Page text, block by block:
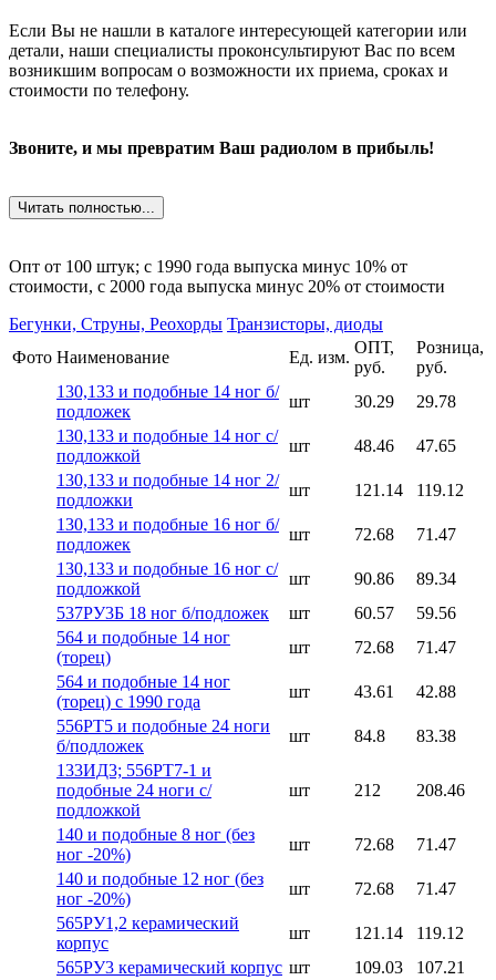
Если Вы не нашли в каталоге интересующей категории или
детали, наши специалисты проконсультируют Вас по всем
возникшим вопросам о возможности их приема, сроках и
стоимости по телефону.
Звоните, и мы превратим Ваш радиолом в прибыль!
Читать полностью...
Опт от 100 штук; c 1990 года выпуска минус 10% от
стоимости, c 2000 года выпуска минус 20% от стоимости
Бегунки, Струны, Реохорды Транзисторы, диоды
Фото Наименование Ед. изм.
ОПТ,
руб.
Розница,
руб.
130,133 и подобные 14 ног б/
подложек
шт 30.29
29.78
130,133 и подобные 14 ног с/
подложкой
шт 48.46
47.65
130,133 и подобные 14 ног 2/
подложки
шт 121.14
119.12
130,133 и подобные 16 ног б/
подложек
шт 72.68
71.47
130,133 и подобные 16 ног с/
подложкой
шт 90.86
89.34
537РУ3Б 18 ног б/подложек
шт 60.57
59.56
564 и подобные 14 ног
(торец)
шт 72.68
71.47
564 и подобные 14 ног
(торец) с 1990 года
шт 43.61
42.88
556РТ5 и подобные 24 ноги
б/подложек
шт 84.8
83.38
133ИД3; 556РТ7-1 и
подобные 24 ноги с/
подложкой
шт 212 208.46
140 и подобные 8 ног (без
ног -20%)
шт 72.68
71.47
140 и подобные 12 ног (без
ног -20%)
шт 72.68
71.47
565РУ1,2 керамический
корпус
шт 121.14
119.12
565РУ3 керамический корпус шт 109.03
107.21